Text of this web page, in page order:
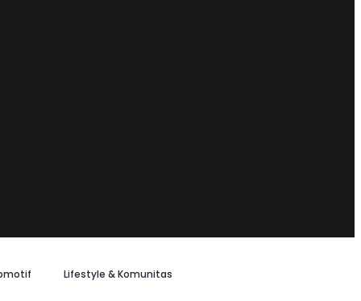
Lifestyle & Komunitas